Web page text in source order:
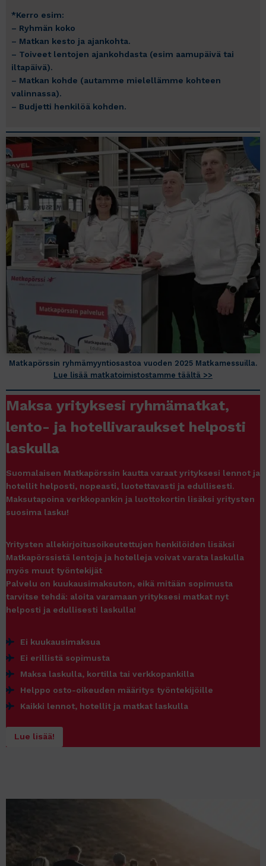
*Kerro esim:
– Ryhmän koko
– Matkan kesto ja ajankohta.
– Toiveet lentojen ajankohdasta (esim aamupäivä tai
iltapäivä).
– Matkan kohde (autamme mielellämme kohteen
valinnassa).
– Budjetti henkilöä kohden.
Matkapörssin ryhmämyyntiosastoa vuoden 2025 Matkamessuilla.
Lue lisää matkatoimistostamme täältä >>
Maksa yrityksesi ryhmämatkat,
lento- ja hotellivaraukset helposti
laskulla
Suomalaisen Matkapörssin kautta varaat yrityksesi lennot ja
hotellit helposti, nopeasti, luotettavasti ja edullisesti.
Maksutapoina verkkopankin ja luottokortin lisäksi yritysten
suosima lasku!
Yritysten allekirjoitusoikeutettujen henkilöiden lisäksi
Matkapörssistä lentoja ja hotelleja voivat varata laskulla
myös muut työntekijät
Palvelu on kuukausimaksuton, eikä mitään sopimusta
tarvitse tehdä: aloita varamaan yrityksesi matkat nyt
helposti ja edullisesti laskulla!
Ei kuukausimaksua
Ei erillistä sopimusta
Maksa laskulla, kortilla tai verkkopankilla
Helppo osto-oikeuden määritys työntekijöille
Kaikki lennot, hotellit ja matkat laskulla
Lue lisää!